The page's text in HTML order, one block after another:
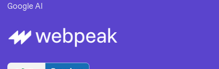
Google AI